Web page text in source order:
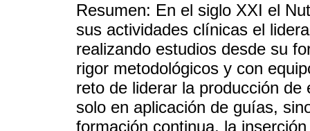
Resumen: En el siglo XXI el
sus actividades clínicas el
realizando estudios desde su
rigor metodológicos y con
reto de liderar la producción
solo en aplicación de guías,
formación continua, la